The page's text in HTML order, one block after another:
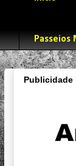
Passeios
Publicidade